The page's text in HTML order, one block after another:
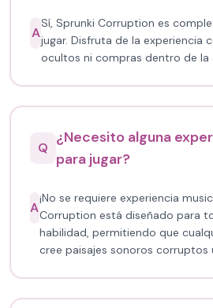
A
Sí, Sprunki Corruption es
jugar. Disfruta de la experiencia
ocultos ni compras dentro de la
Q
¿Necesito alguna
para jugar?
A
¡No se requiere experiencia
Corruption está diseñado para
habilidad, permitiendo que
cree paisajes sonoros corruptos